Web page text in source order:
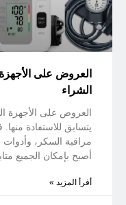
العروض على
الشراء
العروض على الأجهزة
يتسابق للاستفادة
مراقبة السكر، وأدوات
أصبح بإمكان الجميع
أقرأ المزيد »